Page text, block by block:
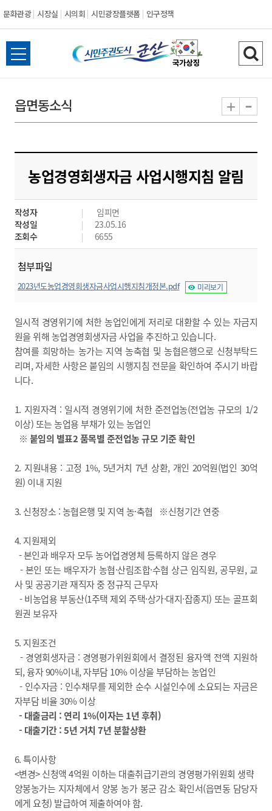
문화관광 시장실 시의회 시민광장플랫폼 인구정책
시
민
도
시
군
산
전
체
뉴
열
검
색
기
읍면동소식 + -
농업경영회생자금 사업시행지침 알림
작성자
임피면
작성일
23.05.16
조회수
6655
첨부파일
2023년도농업경영회생자금사업시행지침개정본.pdf 미리보기
일시적 경영위기에 처한 농업인에게 저리로 대환할 수 있는 자금지
원을 위해 농업경영회생자금 사업을 추진하고 있습니다.
참여를 희망하는 농가는 지역 농축협 및 농협은행으로 신청부탁드
리며, 자세한 사항은 붙임의 시행지침 전문을 확인하여 주시기 바랍
니다.
1. 지원자격 : 일시적 경영위기에 처한 준전업농(전업농 규모의 1/2
이상) 또는 농업용 부채가 있는 농업인
※ 붙임의 별표2 품목별 준전업농 규모 기준 확인
2. 지원내용 : 고정 1%, 5년거치 7년 상환, 개인 20억원(법인 30억
원) 이내 지원
3. 신청장소 : 농협은행 및 지역 농·축협 ※신청기간 연중
4. 지원제외
- 본인과 배우자 모두 농어업경영체 등록하지 않은 경우
- 본인 또는 배우자가 농협·산림조합·수협 상근 임직원, 공무원, 교
사 및 공공기관 재직자 중 정규직 근무자
- 비농업용 부동산(1주택 제외 주택·상가·대지·잡종지) 또는 골프회
원권 보유자
5. 지원조건
- 경영회생자금 : 경영평가위원회에서 결정된 융자액 전액 지원하
되, 융자 90%이내, 자부담 10% 이상을 부담하는 농업인
- 인수자금 : 인수채무를 제외한 순수 시설인수에 소요되는 자금은
자부담 비율 30% 이상
- 대출금리 : 연리 1%(이자는 1년 후취)
- 대출기간 : 5년 거치 7년 분할상환
6. 특이사항
<변경> 신청액 4억원 이하는 대출취급기관의 경영평가위원회 생략
양봉농가는 지자체에서 양봉 농가 봉군 감소 확인서(읍면동 담당자
에게 요청) 발급하여 제출하여야 함.